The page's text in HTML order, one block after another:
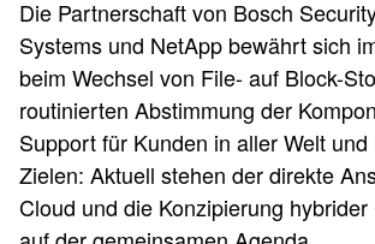
Die Partnerschaft von Bosch
Systems und NetApp bewährt sich
beim Wechsel von File- auf Block-
routinierten Abstimmung der
Support für Kunden in aller Welt und
Zielen: Aktuell stehen der direkte
Cloud und die Konzipierung